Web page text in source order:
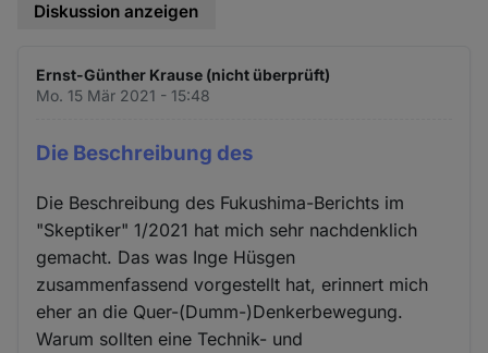
Diskussion anzeigen
Ernst-Günther Krause (nicht überprüft)
Mo. 15 Mär 2021 - 15:48
Die Beschreibung des
Die Beschreibung des Fukushima-Berichts im
"Skeptiker" 1/2021 hat mich sehr nachdenklich
gemacht. Das was Inge Hüsgen
zusammenfassend vorgestellt hat, erinnert mich
eher an die Quer-(Dumm-)Denkerbewegung.
Warum sollten eine Technik- und